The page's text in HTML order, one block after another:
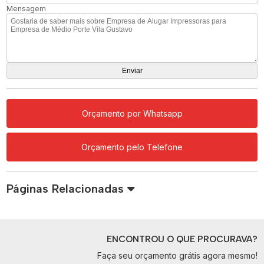
Mensagem
Orçamento por Whatsapp
Orçamento pelo Telefone
Páginas Relacionadas
ENCONTROU O QUE PROCURAVA?
Faça seu orçamento grátis agora mesmo!